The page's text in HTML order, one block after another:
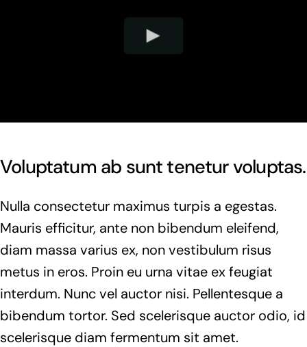
Voluptatum ab sunt tenetur voluptas.
Nulla consectetur maximus turpis a egestas.
Mauris efficitur, ante non bibendum eleifend,
diam massa varius ex, non vestibulum risus
metus in eros. Proin eu urna vitae ex feugiat
interdum. Nunc vel auctor nisi. Pellentesque a
bibendum tortor. Sed scelerisque auctor odio, id
scelerisque diam fermentum sit amet.